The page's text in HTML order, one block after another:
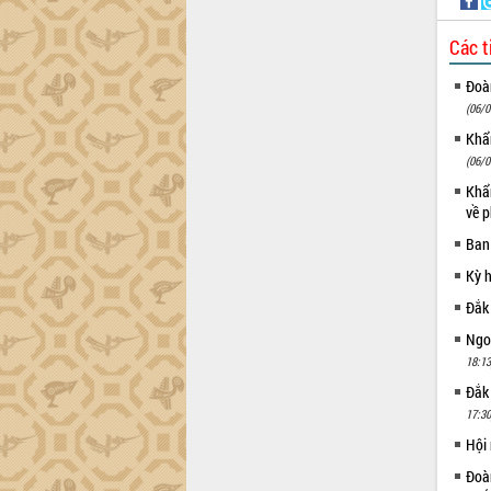
Các
(06/
(06/
về
Kỳ
Hội